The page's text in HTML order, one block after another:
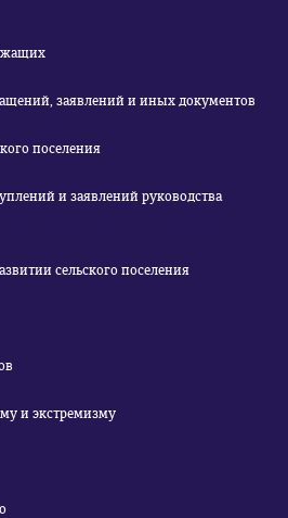
заявлений и иных документов
поселения
и заявлений руководства
сельского поселения
и экстремизму